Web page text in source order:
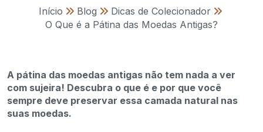
Início » Blog » Dicas de Colecionador »
O Que é a Pátina das Moedas Antigas?
A pátina das moedas antigas não tem nada a ver
com sujeira! Descubra o que é e por que você
sempre deve preservar essa camada natural nas
suas moedas.